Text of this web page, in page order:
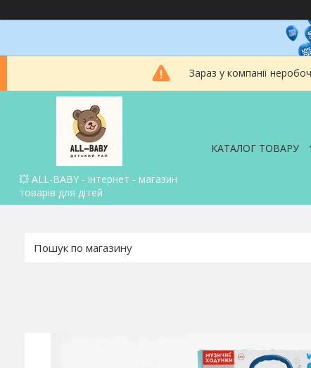
Зараз у компанії
💥 ALL-BABY - інтернет - магазин
товарів для дітей
КАТАЛОГ ТОВАРУ